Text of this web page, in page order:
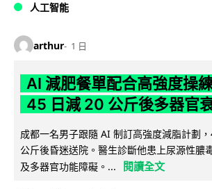
人工智能
arthur 1 日
AI 減肥餐單配合高強度操
45 日減 20 公斤後多器官
成都一名男子跟隨 AI 制訂高強度減脂計劃
公斤後昏迷送院。醫生診斷他患上尿源性膿
及多器官功能障礙。...
閱讀全文